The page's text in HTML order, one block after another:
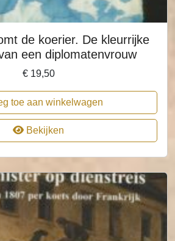
de koerier. De kleurrijke
een diplomatenvrouw
€19,50
toe aan winkelwagen
Bekijken